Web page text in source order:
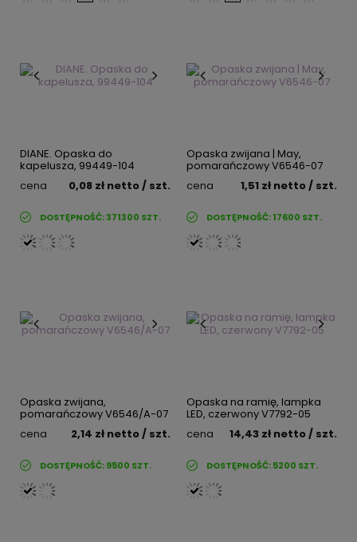
DIANE. Opaska do
kapelusza, 99449-104
cena
0,08 zł netto/ szt.
DOSTĘPNOŚĆ:371300 SZT.
Opaska zwijana | May,
pomarańczowy V6546-07
cena
1,51 zł netto/ szt.
DOSTĘPNOŚĆ:17600 SZT.
Opaska zwijana,
pomarańczowy V6546/A-07
cena
2,14 zł netto/ szt.
DOSTĘPNOŚĆ:9500 SZT.
Opaska na ramię, lampka
LED, czerwony V7792-05
cena
14,43 zł netto/ szt.
DOSTĘPNOŚĆ:5200 SZT.